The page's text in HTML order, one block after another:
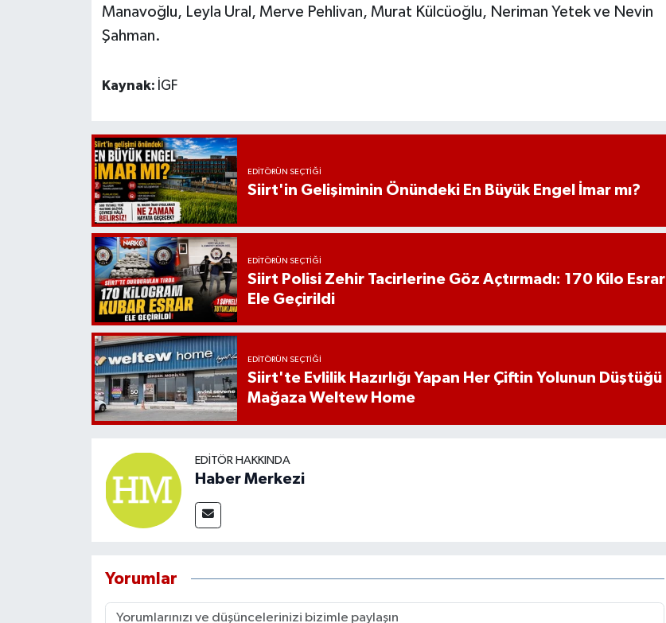
Manavoğlu, Leyla Ural, Merve Pehlivan, Murat Külcüoğlu, Neriman Yetek ve Nevin
Şahman.
Kaynak: İGF
EDITÖRÜN SEÇTIĞI
Siirt'in Gelişiminin Önündeki En Büyük Engel İmar mı?
EDITÖRÜN SEÇTIĞI
Siirt Polisi Zehir Tacirlerine Göz Açtırmadı: 170 Kilo Esrar
Ele Geçirildi
EDITÖRÜN SEÇTIĞI
Siirt'te Evlilik Hazırlığı Yapan Her Çiftin Yolunun Düştüğü
Mağaza Weltew Home
EDITÖR HAKKINDA
Haber Merkezi
Yorumlar